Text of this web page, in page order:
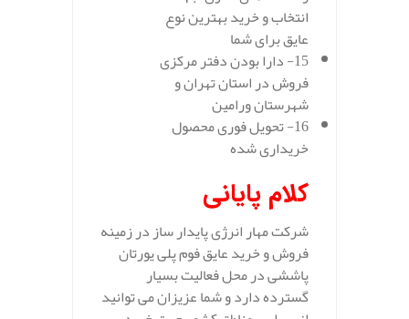
انتخاب و خرید بهترین نوع
عایق برای شما
15- دارا بودن دفتر مرکزی
فروش در استان تهران و
شهرستان ورامین
16- تحویل فوری محصول
خریداری شده
کلام پایانی
شرکت مهار انرژی پایدار ساز در زمینه
فروش و خرید عایق فوم پلی یورتان
پاششی در محل فعالیت بسیار
گسترده دارد و شما عزیزان می توانید